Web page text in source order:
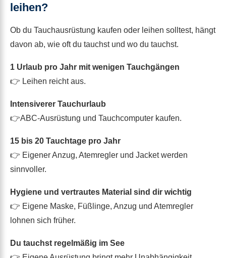
leihen?
Ob du Tauchausrüstung kaufen oder leihen solltest, hängt
davon ab, wie oft du tauchst und wo du tauchst.
1 Urlaub pro Jahr mit wenigen Tauchgängen
👉 Leihen reicht aus.
Intensiverer Tauchurlaub
👉ABC-Ausrüstung und Tauchcomputer kaufen.
15 bis 20 Tauchtage pro Jahr
👉 Eigener Anzug, Atemregler und Jacket werden
sinnvoller.
Hygiene und vertrautes Material sind dir wichtig
👉 Eigene Maske, Füßlinge, Anzug und Atemregler
lohnen sich früher.
Du tauchst regelmäßig im See